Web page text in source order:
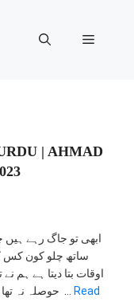
Menu
| AHMAD
ساتھ چلو کون
اوقات بتا دیتا ہے ہم
Read